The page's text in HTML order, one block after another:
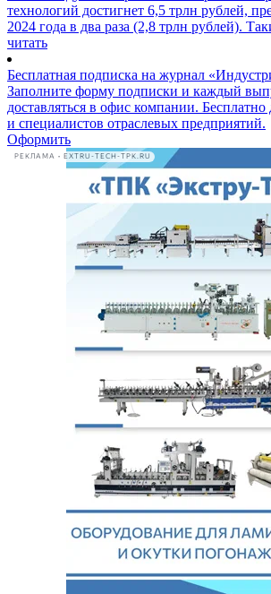
технологий достигнет 6,5 трлн рублей,
2024 года в два раза (2,8 трлн рублей).
читать
Бесплатная подписка на журнал
Заполните форму подписки и каждый
доставляться в офис компании. Бесплатно
и специалистов отраслевых предприятий.
Оформить
РЕКЛАМА • EXTRU-TECH-TPK.RU